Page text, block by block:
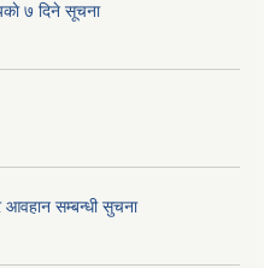
७ दिने सूचना
आवहान सम्बन्धी सुचना